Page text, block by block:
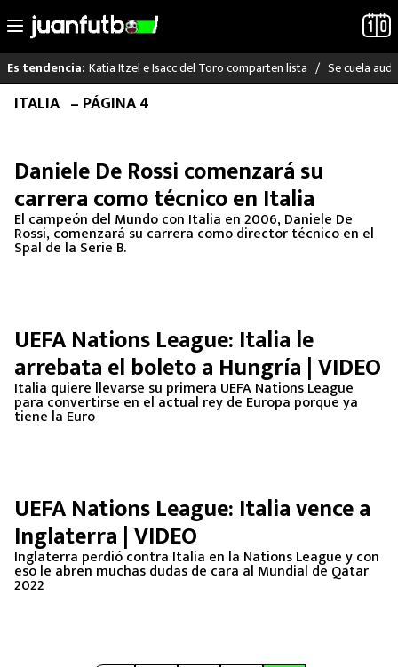
Saltar
Es tendencia: Katia Itzel e Isacc del Toro comparten lista Se cuela
LO ÚLTIMO
LIGA MX
RAYADOS
PUMAS
SELECCIÓN MEXICANA
FUTBOL INTERNACIONAL
MEXICANOS EN EL EXTRANJERO
FÓRMULA 1
BOXEO
LIGA MX
ITALIA – PÁGINA 4
Daniele De Rossi comenzará su
carrera como técnico en Italia
El campeón del Mundo con Italia en 2006, Daniele De
Rossi, comenzará su carrera como director técnico en el
Spal de la Serie B.
UEFA Nations League: Italia le
arrebata el boleto a Hungría | VIDEO
Italia quiere llevarse su primera UEFA Nations League
para convertirse en el actual rey de Europa porque ya
tiene la Euro
UEFA Nations League: Italia vence a
Inglaterra | VIDEO
Inglaterra perdió contra Italia en la Nations League y con
eso le abren muchas dudas de cara al Mundial de Qatar
2022